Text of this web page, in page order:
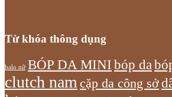
Từ khóa thông dụng
balo nữ BÓP DA MINI bóp da
clutch nam cặp da công sở